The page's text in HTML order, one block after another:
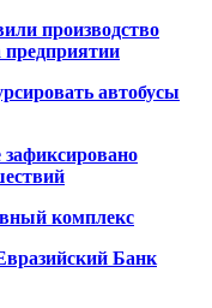
производство
предприятии
автобусы
комплекс
Банк